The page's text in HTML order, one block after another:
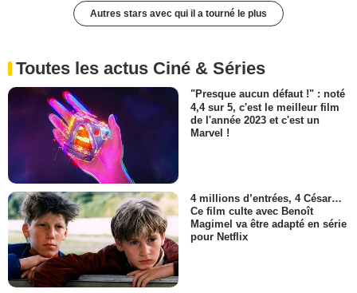
Autres stars avec qui il a tourné le plus
Toutes les actus Ciné & Séries
"Presque aucun défaut !" : noté
4,4 sur 5, c'est le meilleur film
de l'année 2023 et c'est un
Marvel !
4 millions d’entrées, 4 César…
Ce film culte avec Benoît
Magimel va être adapté en série
pour Netflix